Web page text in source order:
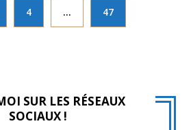
4 … 47
SUR LES RÉSEAUX
SOCIAUX !